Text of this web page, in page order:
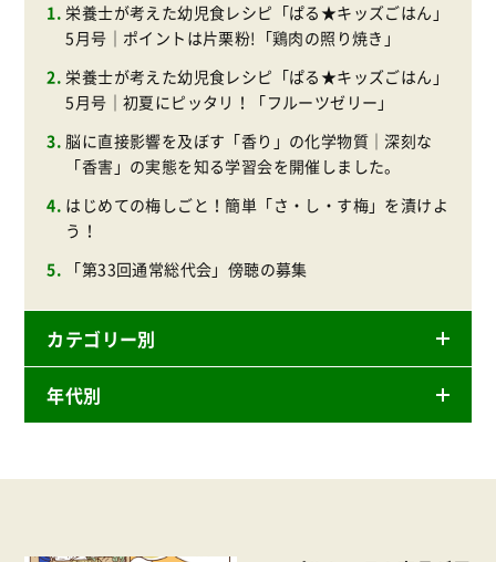
栄養士が考えた幼児食レシピ「ぱる★キッズごはん」
5月号｜ポイントは片栗粉!「鶏肉の照り焼き」
栄養士が考えた幼児食レシピ「ぱる★キッズごはん」
5月号｜初夏にピッタリ！「フルーツゼリー」
脳に直接影響を及ぼす「香り」の化学物質｜深刻な
「香害」の実態を知る学習会を開催しました。
はじめての梅しごと！簡単「さ・し・す梅」を漬けよ
う！
「第33回通常総代会」傍聴の募集
カテゴリー別
ニュースリリース
商品
年代別